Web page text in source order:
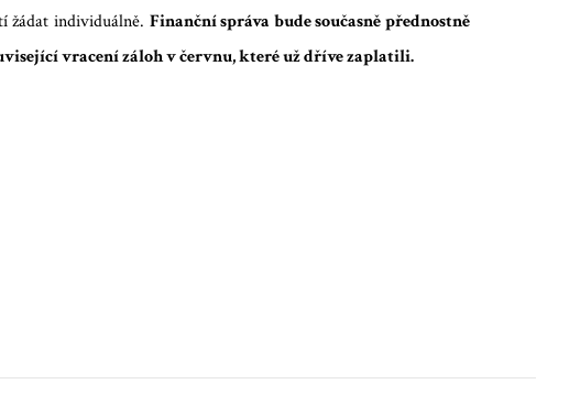
žádat individuálně. Finanční správa budesoučasněpřednostně
vracení záloh v červnu, které už dříve zaplatili.